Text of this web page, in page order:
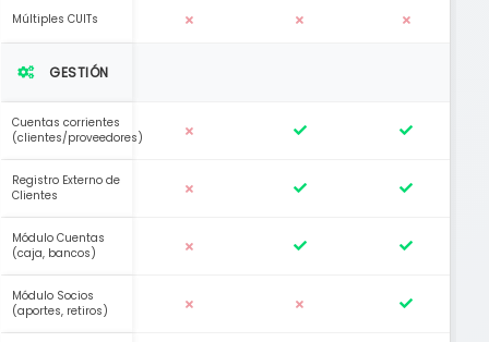
Múltiples CUITs
GESTIÓN
Cuentas corrientes
(clientes/proveedores)
Registro Externo de
Clientes
Módulo Cuentas
(caja, bancos)
Módulo Socios
(aportes, retiros)